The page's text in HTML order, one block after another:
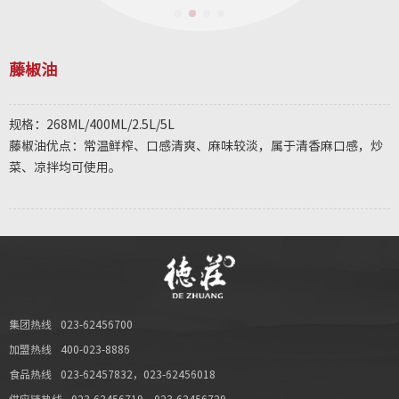
藤椒油
规格：268ML/400ML/2.5L/5L
藤椒油优点：常温鲜榨、口感清爽、麻味较淡，属于清香麻口感，炒
菜、凉拌均可使用。
集团热线 023-62456700
加盟热线 400-023-8886
食品热线 023-62457832 ， 023-62456018